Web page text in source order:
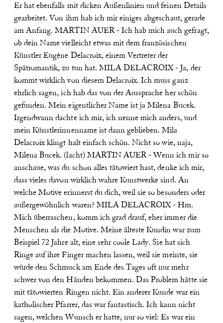
Er hat ebenfalls mit dicken Außenlinien und feinen Details
gearbeitet. Von ihm hab ich mir einiges abgeschaut, gerade
am Anfang. MARTIN AUER - Ich hab mich auch gefragt,
ob dein Name vielleicht etwas mit dem französischen
Künstler Eugène Delacroix, einem Vertreter der
Spätromantik, zu tun hat. MILA DELACROIX - Ja, der
kommt wirklich von diesem Delacroix. Ich muss ganz
ehrlich sagen, ich hab das von der Aussprache her schön
gefunden. Mein eigentlicher Name ist ja Milena Bucek.
Irgendwann dachte ich mir, ich nenne mich anders, und
mein Künstlerinnenname ist dann geblieben. Mila
Delacroix klingt halt einfach schön. Nicht so wie, naja,
Milena Bucek. (lacht) MARTIN AUER - Wenn ich mir so
anschaue, was du schon alles tätowiert hast, denke ich mir,
dass vieles davon wirklich wahre Kunstwerke sind. An
welche Motive erinnerst du dich, weil sie so besonders oder
außergewöhnlich waren? MILA DELACROIX - Hm.
Mich überraschen, komm ich grad drauf, eher immer die
Menschen als die Motive. Meine älteste Kundin war zum
Beispiel 72 Jahre alt, eine sehr coole Lady. Sie hat sich
Ringe auf ihre Finger machen lassen, weil sie meinte, sie
würde den Schmuck am Ende des Tages oft nur mehr
schwer von den Händen bekommen. Das Problem hätte sie
mit tätowierten Ringen nicht. Ein anderer Kunde war ein
katholischer Pfarrer, das war fantastisch. Ich kann nicht
sagen, welchen Wunsch er hatte, nur so viel: Es war ein